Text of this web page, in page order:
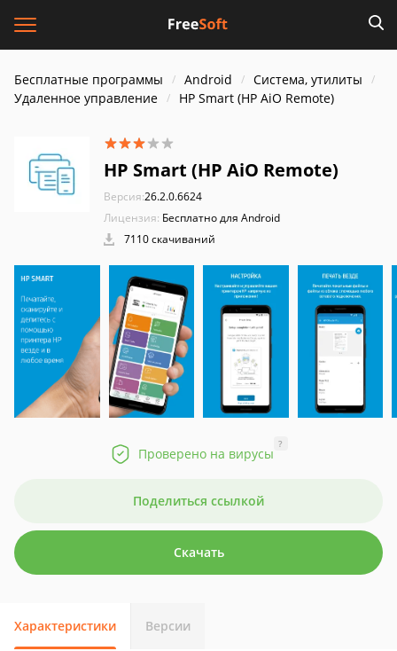
Бесплатные программы Android
Система, утилиты
Удаленное управление
HP Smart (HP AiO Remote)
HP Smart (HP AiO Remote)
Версия:26.2.0.6624
Лицензия: Бесплатно для Android
7110 скачиваний
Проверено на вирусы
?
Поделиться ссылкой
Скачать
Характеристики Версии